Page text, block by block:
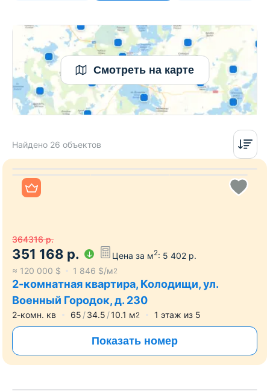
Смотреть на карте
Найдено 26 объектов
Все фото
364316 р.
351 168 р. Цена за м2: 5 402 р.
≈ 120 000 $ 1 846 $/м2
2-комнатная квартира, Колодищи, ул.
Военный Городок, д. 230
2-комн. кв 65 34.5 10.1 м2 1 этаж из 5
Показать номер